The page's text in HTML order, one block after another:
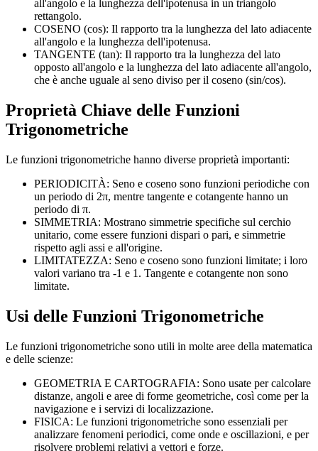
all'angolo e la lunghezza dell'ipotenusa in un triangolo
rettangolo.
COSENO (cos): Il rapporto tra la lunghezza del lato adiacente
all'angolo e la lunghezza dell'ipotenusa.
TANGENTE (tan): Il rapporto tra la lunghezza del lato
opposto all'angolo e la lunghezza del lato adiacente all'angolo,
che è anche uguale al seno diviso per il coseno (sin/cos).
Proprietà Chiave delle Funzioni
Trigonometriche
Le funzioni trigonometriche hanno diverse proprietà importanti:
PERIODICITÀ: Seno e coseno sono funzioni periodiche con
un periodo di 2π, mentre tangente e cotangente hanno un
periodo di π.
SIMMETRIA: Mostrano simmetrie specifiche sul cerchio
unitario, come essere funzioni dispari o pari, e simmetrie
rispetto agli assi e all'origine.
LIMITATEZZA: Seno e coseno sono funzioni limitate; i loro
valori variano tra -1 e 1. Tangente e cotangente non sono
limitate.
Usi delle Funzioni Trigonometriche
Le funzioni trigonometriche sono utili in molte aree della matematica
e delle scienze:
GEOMETRIA E CARTOGRAFIA: Sono usate per calcolare
distanze, angoli e aree di forme geometriche, così come per la
navigazione e i servizi di localizzazione.
FISICA: Le funzioni trigonometriche sono essenziali per
analizzare fenomeni periodici, come onde e oscillazioni, e per
risolvere problemi relativi a vettori e forze.